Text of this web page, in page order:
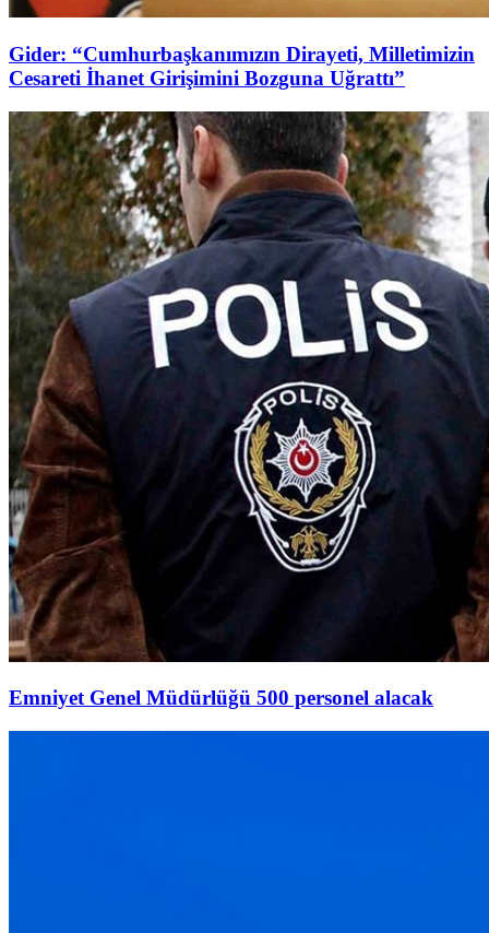
Gider: “Cumhurbaşkanımızın Dirayeti, Milletimizin
Cesareti İhanet Girişimini Bozguna Uğrattı”
Emniyet Genel Müdürlüğü 500 personel alacak